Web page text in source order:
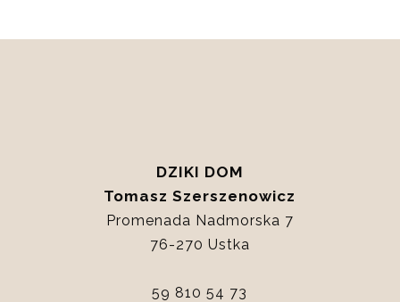
DZIKI DOM
Tomasz Szerszenowicz
Promenada Nadmorska 7
76-270 Ustka
59 810 54 73